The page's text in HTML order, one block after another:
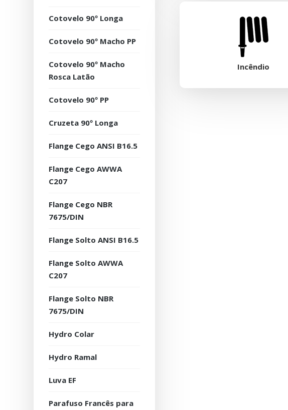
Cotovelo 90º Longa
Cotovelo 90º Macho PP
Cotovelo 90º Macho
Rosca Latão
Cotovelo 90º PP
Cruzeta 90º Longa
Flange Cego ANSI B16.5
Flange Cego AWWA
C207
Flange Cego NBR
7675/DIN
Flange Solto ANSI B16.5
Flange Solto AWWA
C207
Flange Solto NBR
7675/DIN
Hydro Colar
Hydro Ramal
Luva EF
Parafuso Francês para
Incêndio